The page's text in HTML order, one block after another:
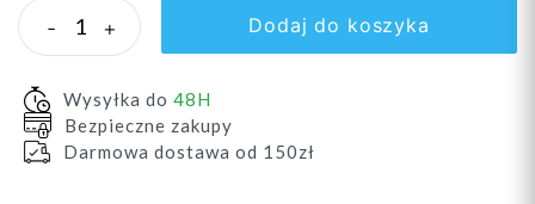
- + Dodaj do koszyka
Wysyłka do 48H
Bezpieczne zakupy
Darmowa dostawa od 150zł